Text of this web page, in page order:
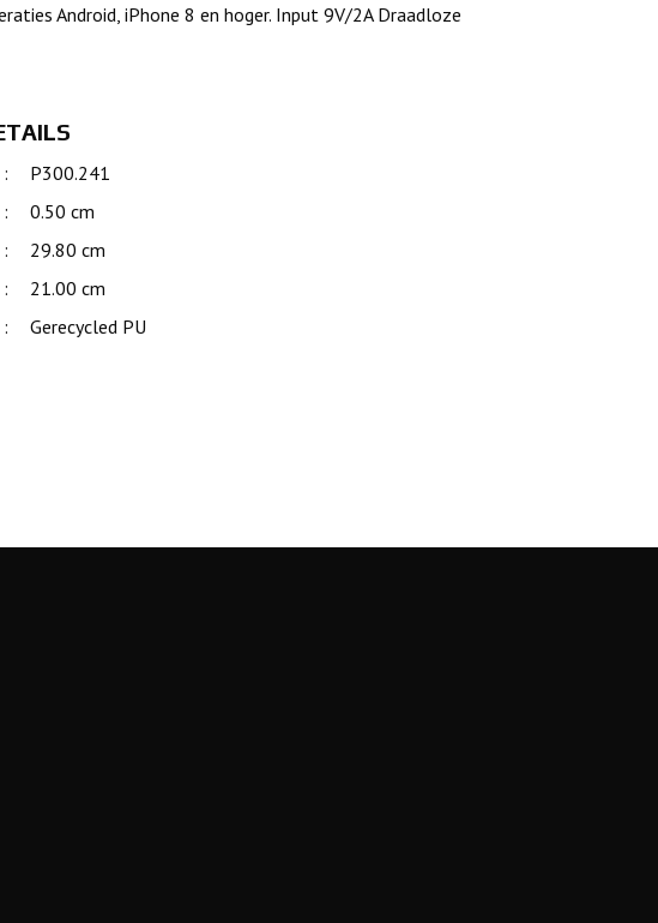
Android, iPhone 8 en hoger. Input 9V/2A Draadloze
:
P300.241
:
0.50 cm
:
29.80 cm
:
21.00 cm
: Gerecycled PU